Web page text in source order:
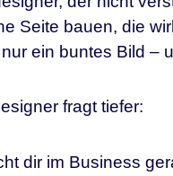
Seite bauen, die
ein buntes Bild –
fragt tiefer:
dir im Business